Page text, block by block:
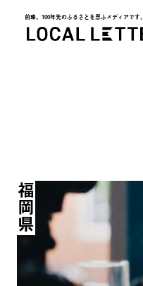
前略、100年先のふるさとを思ふメディアです。
福岡県